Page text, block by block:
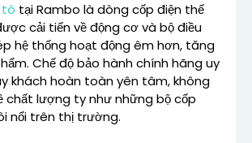
tô tại Rambo là dòng cốp điện thế
cải tiến về động cơ và bộ điều
hệ thống hoạt động êm hơn, tăng
Chế độ bảo hành chính hãng uy
khách hoàn toàn yên tâm, không
chất lượng ty như những bộ cốp
nổi trên thị trường.